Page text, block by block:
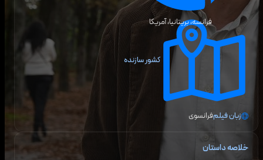
کشور سازنده
فرانسه، بریتانیا، آمریکا
زبان فیلمفرانسوی
خلاصه داستان